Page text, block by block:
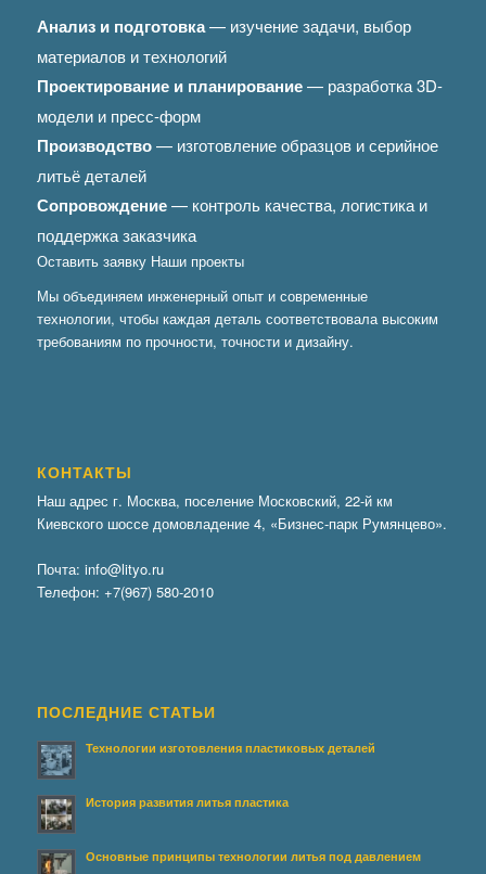
Анализ и подготовка— изучение задачи, выбор
материалов и технологий
Проектирование и планирование— разработка 3D-
модели и пресс-форм
Производство— изготовление образцов и серийное
литьё деталей
Сопровождение— контроль качества, логистика и
поддержка заказчика
Оставить заявку Наши проекты
Мы объединяем инженерный опыт и современные
технологии, чтобы каждая деталь соответствовала высоким
требованиям по прочности, точности и дизайну.
КОНТАКТЫ
Наш адрес г. Москва, поселение Московский, 22-й км
Киевского шоссе домовладение 4, «Бизнес-парк Румянцево».
Почта: info@lityo.ru
Телефон: +7(967) 580-2010
ПОСЛЕДНИЕ СТАТЬИ
Технологии изготовления пластиковых деталей
История развития литья пластика
Основные принципы технологии литья под давлением